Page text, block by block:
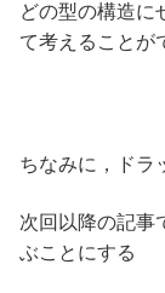
どの型の構造に
て考えることが
ちなみに，ドラ
次回以降の記事
ぶことにする